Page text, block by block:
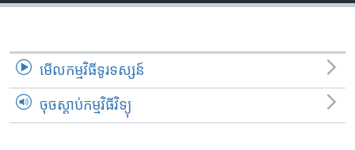
មើល​កម្មវិធី​ទូរទស្សន៍
ចុចស្តាប់កម្មវិធីវិទ្យុ